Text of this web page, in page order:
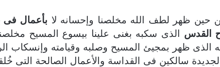
حين ظهر لطف الله مخلصنا وإحسانه لا بأعمال فى
القدس
ظهر بمجيئ المسيح وصلبه وقيامته وإنسكاب
سالكين فى القداسة والأعمال الصالحة التى